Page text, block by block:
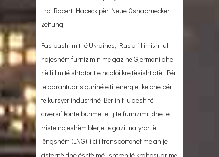
tha Robert Habeck për Neue Osnabruecker
Zeitung.
Pas pushtimit të Ukrainës, Rusia fillimisht uli
ndjeshëm furnizimin me gaz në Gjermani dhe
në fillim të shtatorit e ndaloi krejtësisht atë. Për
të garantuar sigurinë e tij energjetike dhe për
të kursyer industrinë Berlinit iu desh të
diversifikonte burimet e tij të furnizimit dhe të
rriste ndjeshëm blerjet e gazit natyror të
lëngshëm (LNG), i cili transportohet me anije
çisternë dhe është më i shtrenjtë krahasuar me